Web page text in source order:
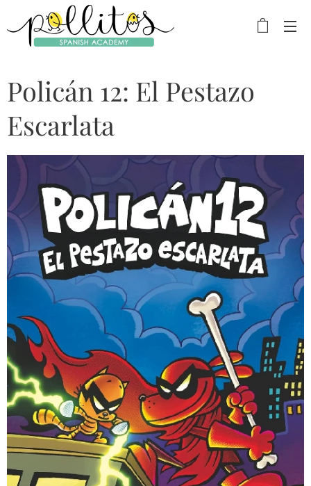
Policán 12: El Pestazo
Escarlata